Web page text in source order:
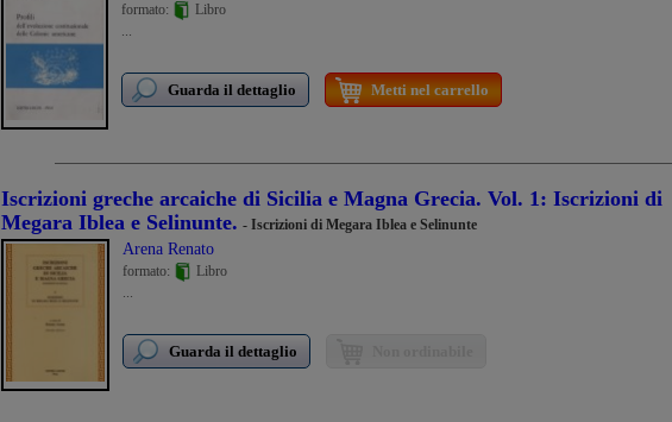
formato:
Libro
...
Guarda il dettaglio Metti nel carrello
Iscrizioni greche arcaiche di Sicilia e Magna Grecia. Vol. 1: Iscrizioni di
Megara Iblea e Selinunte. - Iscrizioni di Megara Iblea e Selinunte
Arena Renato
formato:
Libro
...
Guarda il dettaglio